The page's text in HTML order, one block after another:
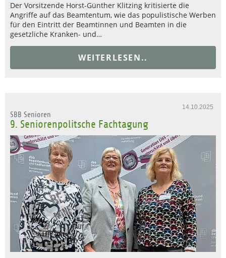
Der Vorsitzende Horst-Günther Klitzing kritisierte die
Angriffe auf das Beamtentum, wie das populistische Werben
für den Eintritt der Beamtinnen und Beamten in die
gesetzliche Kranken- und…
WEITERLESEN..
14.10.2025
SBB Senioren
9. Seniorenpolitsche Fachtagung